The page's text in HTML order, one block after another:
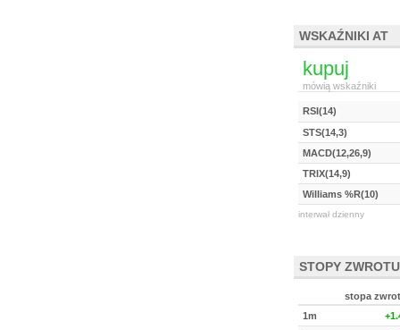
WSKAŹNIKI AT
kupuj
mówią wskaźniki
RSI(14)
STS(14,3)
MACD(12,26,9)
TRIX(14,9)
Williams %R(10)
interwał dzienny
STOPY ZWROTU
stopa
1m